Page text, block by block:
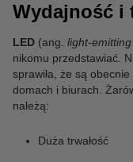
Wydajność i
LED (ang. light-
nikomu przedstawiać.
sprawiła, że są
domach i biurach.
należą:
Duża trwałość